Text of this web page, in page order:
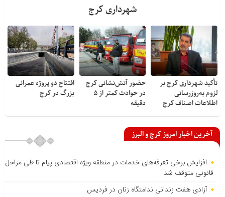
شهرداری کرج
تأکید شهرداری کرج بر
لزوم به‌روزرسانی
اطلاعات اصناف کرج
حضور آتش‌نشانی کرج
در حوادث کمتر از ۵
دقیقه
افتتاح دو پروژه عمرانی
بزرگ در کرج
آخرین اخبار امروز کرج و البرز
افزایش برخی تعرفه‌های خدمات در منطقه ویژه اقتصادی پیام تا طی مراحل
قانونی متوقف شد
آزادی هفت زندانی ندامتگاه زنان در فردیس